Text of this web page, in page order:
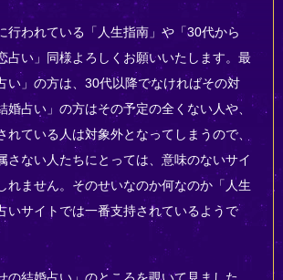
行われている「人生指南」や「30代から
占い」同様よろしくお願いいたします。最
い」の方は、30代以降でなければその対
婚占い」の方はその予定の全くない人や、
れている人は対象外となってしまうので、
さない人たちにとっては、意味のないサイ
れません。そのせいなのか何なのか「人生
いサイトでは一番支持されているようで